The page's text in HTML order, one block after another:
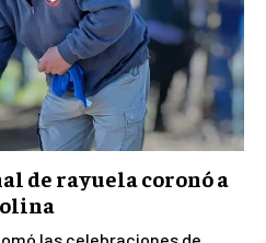
de rayuela coronó a